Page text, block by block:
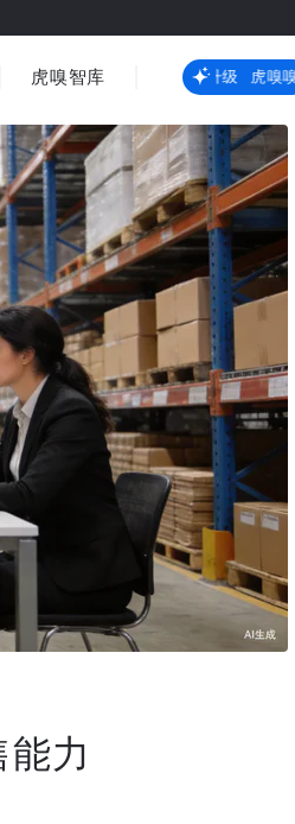
国际热点
其他
虎嗅智库虎嗅嗅全新升级 虎嗅嗅全新
力